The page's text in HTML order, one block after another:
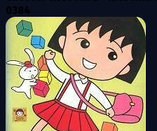
0384